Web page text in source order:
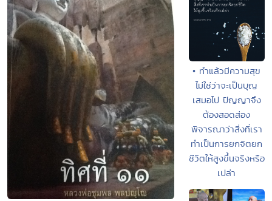
• ทำแล้วมีความสุข
ไม่ใช่ว่าจะเป็นบุญ
เสมอไป ปัญญาจึง
ต้องสอดส่อง
พิจารณาว่าสิ่งที่เรา
ทำเป็นการยกจิตยก
ชีวิตให้สูงขึ้นจริงหรือ
เปล่า